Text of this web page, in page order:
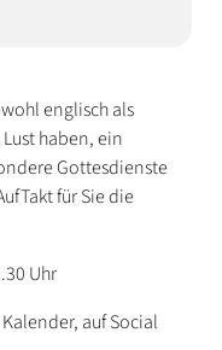
englisch als
haben, ein
Gottesdienste
für Sie die
Uhr
auf Social